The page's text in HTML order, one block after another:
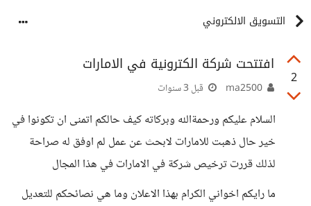
التسويق الالكتروني
2
افتتحت شركة الكترونية في الامارات
قبل 3 سنوات
السلام عليكم ورحمةالله وبركاته كيف حالكم اتمنى ان تكونوا في
خير حال ذهبت للامارات لابحث عن عمل لم اوفق له صراحة
لذلك قررت ترخيص شركة في الامارات في هذا المجال
ما رايكم اخواني الكرام بهذا الاعلان وما هي نصائحكم للتعديل